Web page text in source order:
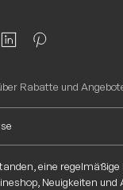
Rabatte und
eine
Neuigkeiten und